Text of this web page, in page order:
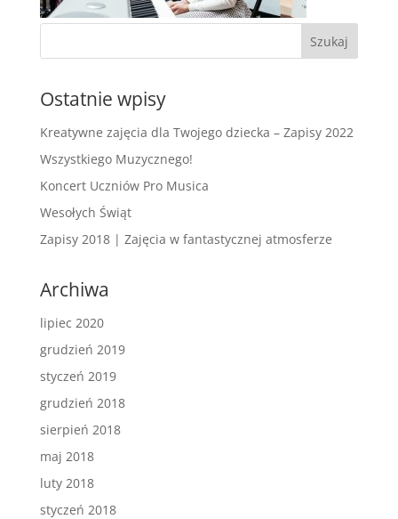
Ostatnie wpisy
Kreatywne zajęcia dla Twojego dziecka – Zapisy 2022
Wszystkiego Muzycznego!
Koncert Uczniów Pro Musica
Wesołych Świąt
Zapisy 2018 | Zajęcia w fantastycznej atmosferze
Archiwa
lipiec 2020
grudzień 2019
styczeń 2019
grudzień 2018
sierpień 2018
maj 2018
luty 2018
styczeń 2018